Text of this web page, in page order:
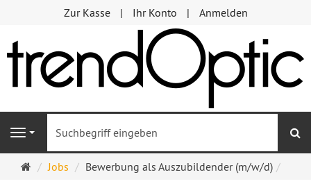
Zur Kasse Ihr Konto Anmelden
Navigation
Startseite
Jobs Bewerbung als Auszubildender (m/w/d)